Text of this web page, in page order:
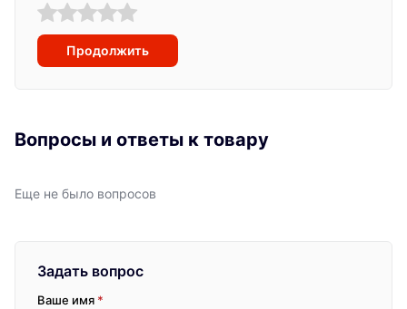
Продолжить
Вопросы и ответы к товару
Еще не было вопросов
Задать вопрос
Ваше имя *